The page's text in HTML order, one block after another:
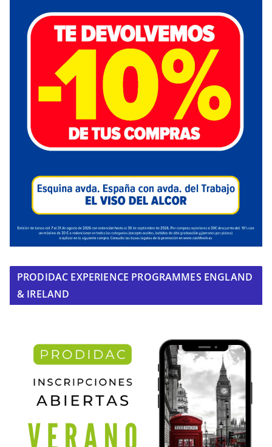
PRODIDAC EXPERIENCE PROGRAMMES ENGLAND
& IRELAND